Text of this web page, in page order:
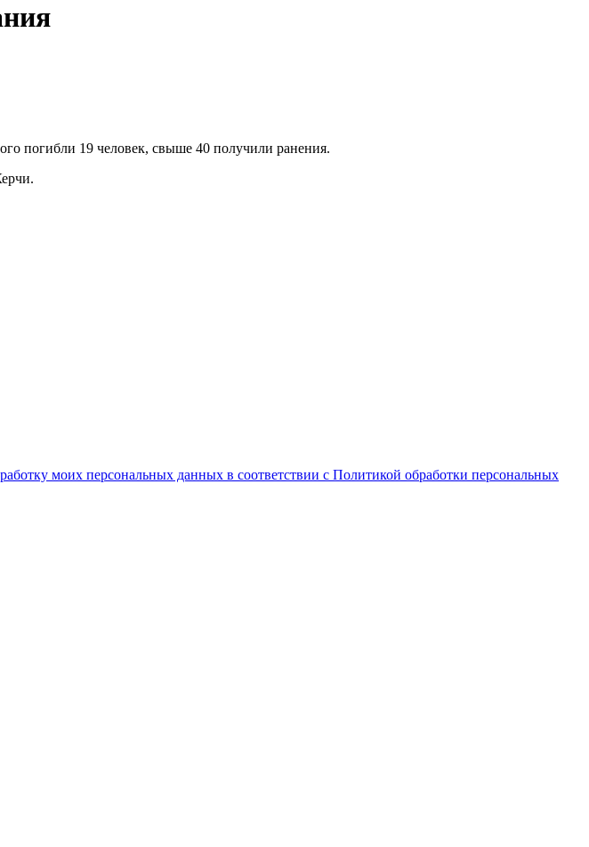
погибли 19 человек, свыше 40 получили ранения.
моих персональных данных в соответствии с Политикой обработки персональных